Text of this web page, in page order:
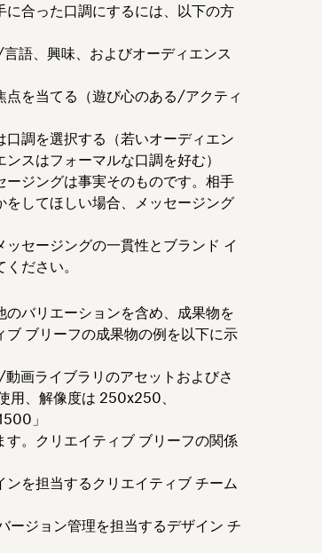
合った口調にするには、以下の方
語、興味、およびオーディエンス
を当てる（遊び心のある/アクティ
調を選択する（若いオーディエン
スはフォーマルな口調を好む）
ジングは事実そのものです。相手
してほしい場合、メッセージング
セージングの一貫性とブランド イ
ださい。
バリエーションを含め、成果物を
ブリーフの成果物の例を以下に示
画ライブラリのアセットおよびさ
用、解像度は 250x250、
」
。クリエイティブ ブリーフの関係
を担当するクリエイティブ チーム
ージョン管理を担当するデザイン チ